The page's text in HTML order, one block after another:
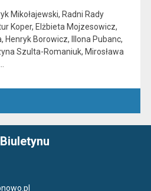
Mikołajewski, Radni Rady
Koper, Elżbieta Mojzesowicz,
Henryk Borowicz, Illona Pubanc,
Szulta-Romaniuk, Mirosława